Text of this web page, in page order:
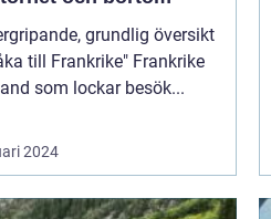
grundlig översikt
till Frankrike" Frankrike
som lockar besök...
2024